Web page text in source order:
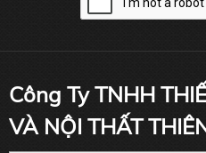
Công Ty TNHH
VÀ NỘI THẤT